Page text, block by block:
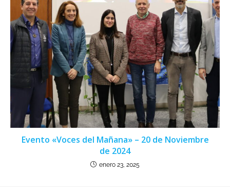
Evento «Voces del Mañana» – 20 de Noviembre
de 2024
enero 23, 2025